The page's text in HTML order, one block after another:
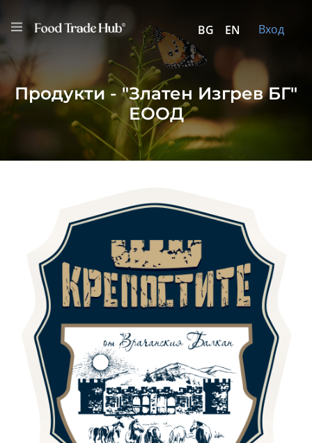
BG EN Вход
Продукти - "Златен Изгрев БГ"
ЕООД